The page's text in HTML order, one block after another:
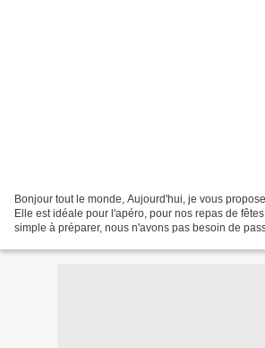
Bonjour tout le monde, Aujourd'hui, je vous
Elle est idéale pour l'apéro, pour nos repas de
simple à préparer, nous n'avons pas besoin de